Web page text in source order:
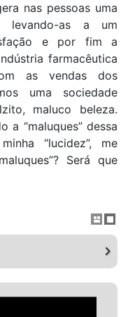
nas pessoas uma
levando-as a um
e por fim a
farmacêutica
as vendas dos
uma sociedade
maluco beleza.
a “maluques” dessa
“lucidez”, me
Será que